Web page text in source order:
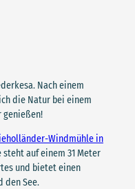
Nach einem
die Natur bei einem
genießen!
Windmühle in
auf einem 31 Meter
und bietet einen
den See.